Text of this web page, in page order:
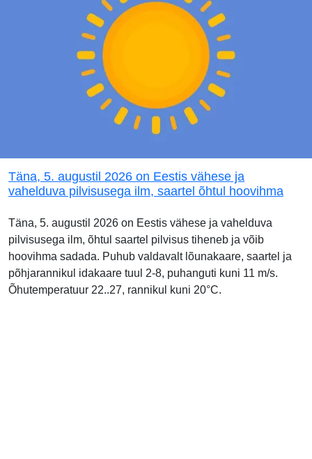
Täna, 5. augustil 2026 on Eestis vähese ja
vahelduva pilvisusega ilm, saartel õhtul hoovihma
Täna, 5. augustil 2026 on Eestis vähese ja vahelduva
pilvisusega ilm, õhtul saartel pilvisus tiheneb ja võib
hoovihma sadada. Puhub valdavalt lõunakaare, saartel ja
põhjarannikul idakaare tuul 2-8, puhanguti kuni 11 m/s.
Õhutemperatuur 22..27, rannikul kuni 20°C.